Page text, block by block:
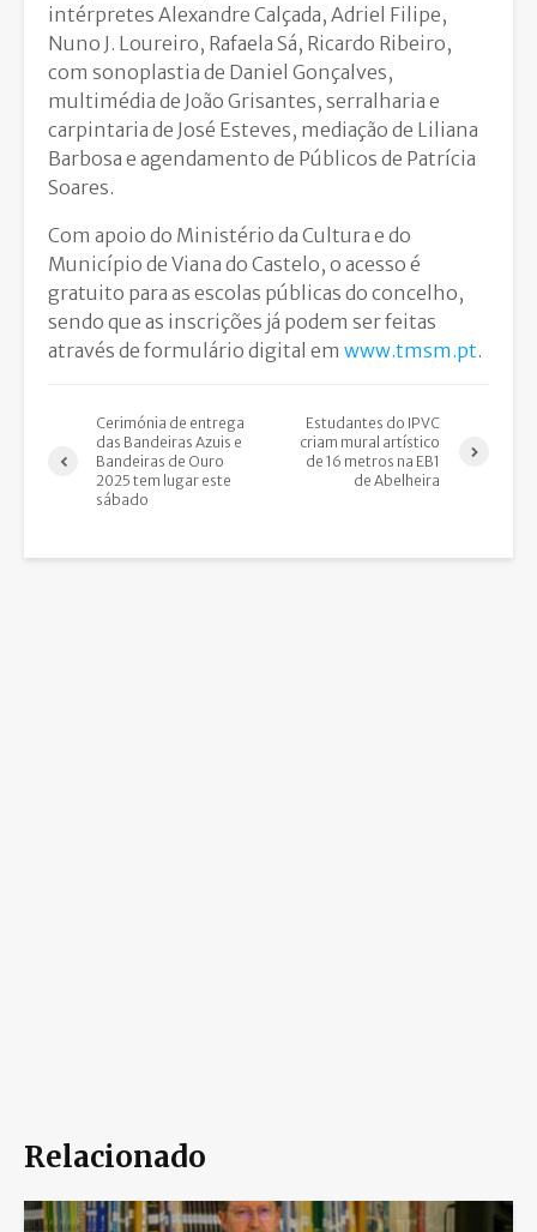
intérpretes Alexandre Calçada, Adriel Filipe,
Nuno J. Loureiro, Rafaela Sá, Ricardo Ribeiro,
com sonoplastia de Daniel Gonçalves,
multimédia de João Grisantes, serralharia e
carpintaria de José Esteves, mediação de Liliana
Barbosa e agendamento de Públicos de Patrícia
Soares.
Com apoio do Ministério da Cultura e do
Município de Viana do Castelo, o acesso é
gratuito para as escolas públicas do concelho,
sendo que as inscrições já podem ser feitas
através de formulário digital em www.tmsm.pt.
Cerimónia de entrega
das Bandeiras Azuis e
Bandeiras de Ouro
2025 tem lugar este
sábado
Estudantes do IPVC
criam mural artístico
de 16 metros na EB1
de Abelheira
Relacionado